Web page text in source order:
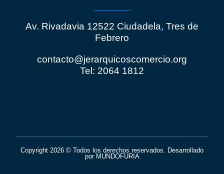
Av. Rivadavia 12522 Ciudadela, Tres de
Febrero
contacto@jerarquicoscomercio.org
Tel: 2064 1812
Copyright 2026 © Todos los derechos reservados. Desarrollado
por MUNDOFURIA